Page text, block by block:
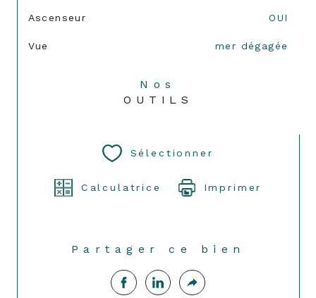
Ascenseur OUI
Vue mer dégagée
Nos
OUTILS
Sélectionner
Calculatrice Imprimer
Partager ce bien